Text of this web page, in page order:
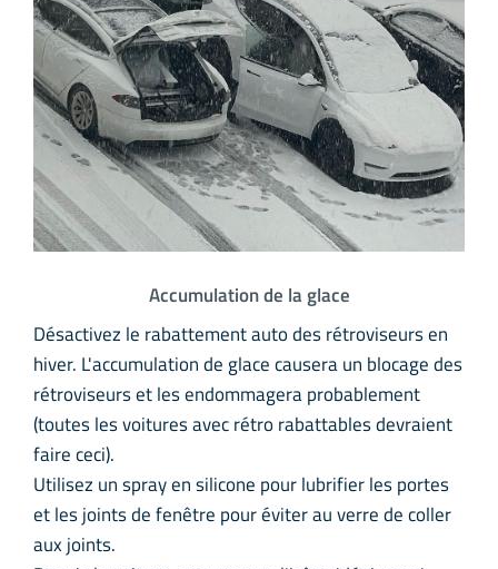
Accumulation de la glace
Désactivez le rabattement auto des rétroviseurs en
hiver. L'accumulation de glace causera un blocage des
rétroviseurs et les endommagera probablement
(toutes les voitures avec rétro rabattables devraient
faire ceci).
Utilisez un spray en silicone pour lubrifier les portes
et les joints de fenêtre pour éviter au verre de coller
aux joints.